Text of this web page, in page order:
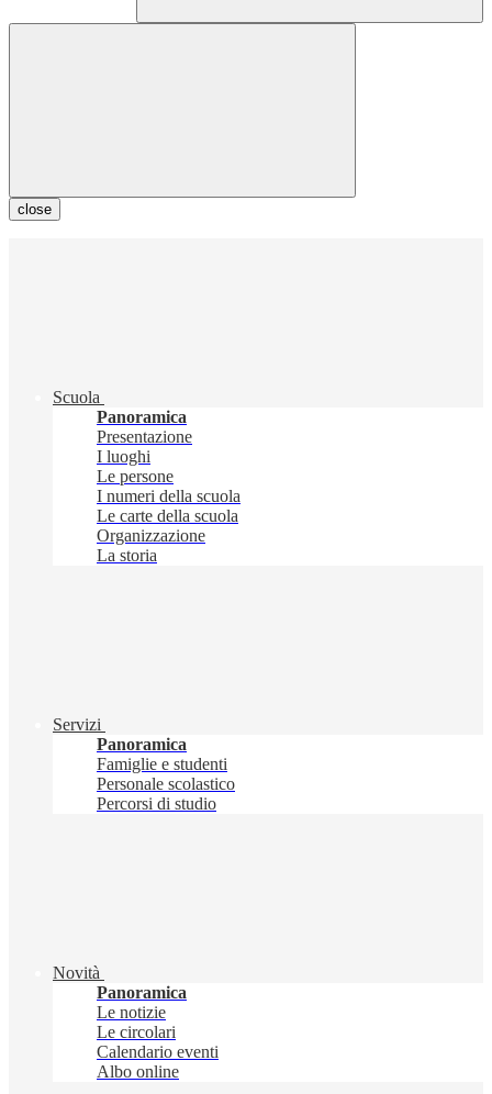
close
Scuola
Panoramica
Presentazione
I luoghi
Le persone
I numeri della scuola
Le carte della scuola
Organizzazione
La storia
Servizi
Panoramica
Famiglie e studenti
Personale scolastico
Percorsi di studio
Novità
Panoramica
Le notizie
Le circolari
Calendario eventi
Albo online